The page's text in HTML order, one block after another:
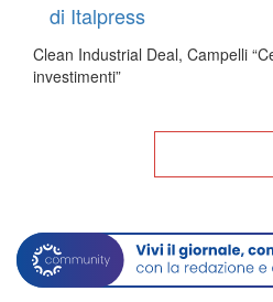
di Italpress
Clean Industrial Deal, Campelli
investimenti”